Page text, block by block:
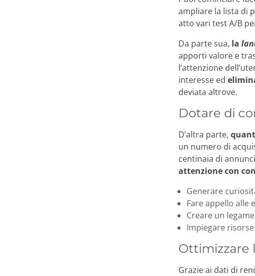
ampliare la lista di
atto vari test A/B
Da parte sua, la
apporti valore e
l’attenzione
interesse ed
deviata altrove.
Dotare di
D’altra parte,
un numero di
centinaia di
attenzione con
Generare
Fare appello alle
Creare un
Impiegare
Ottimizzare
Grazie ai dati di